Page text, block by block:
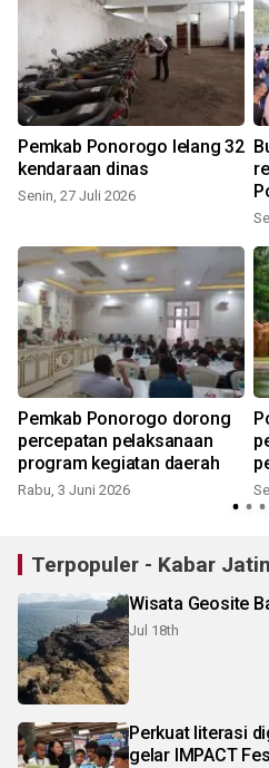
Pemkab Ponorogo lelang 32
kendaraan dinas
Senin, 27 Juli 2026
Pemkab Ponorogo dorong
percepatan pelaksanaan
program kegiatan daerah
Rabu, 3 Juni 2026
Terpopuler - Kabar
Wisata Geosite
Jul 18th
Perkuat literasi
gelar IMPACT